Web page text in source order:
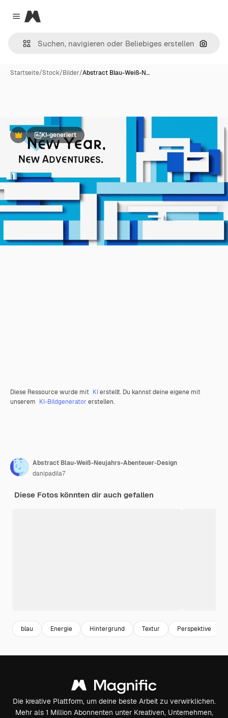
Close menu
Magnific
Nach
Startseite/Stock/Bilder/Abstract Blau-Weiß-N…
PremiumKI-generiert
Diese Ressource wurde mit KIerstellt. Du kannst deine eigene mit
unserem KI-Bildgenerator erstellen.
Abstract Blau-Weiß-Neujahrs-Abenteuer-Design
danipadila7
Diese Fotos könnten dir auch gefallen
blau Energie Hintergrund Textur Perspektive
Die kreative Plattform, um deine beste Arbeit zu verwirklichen.
Mehr als 1 Million Abonnenten unter Kreativen, Unternehmen,